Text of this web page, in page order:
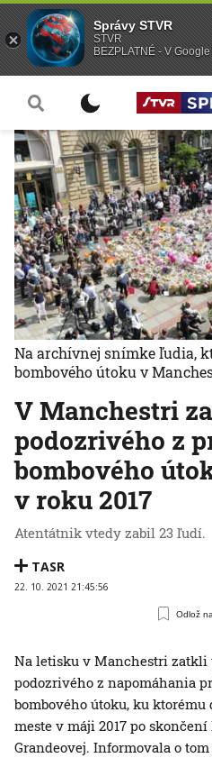
V Manchestri
podozrivého z
bombového
v roku 2017
Atentátnik vtedy zabil 23 ľudí.
TASR
22. 10. 2021 21:45:56
Odlož
Na archívnej snímke ľudia,
bombového útoku v
Na letisku v Manchestri zatkli
podozrivého z napomáhania
bombového útoku, ku
meste v máji 2017 po
Grandeovej. Informovala o
Správy STVR
STVR
BEZPLATNÉ - V